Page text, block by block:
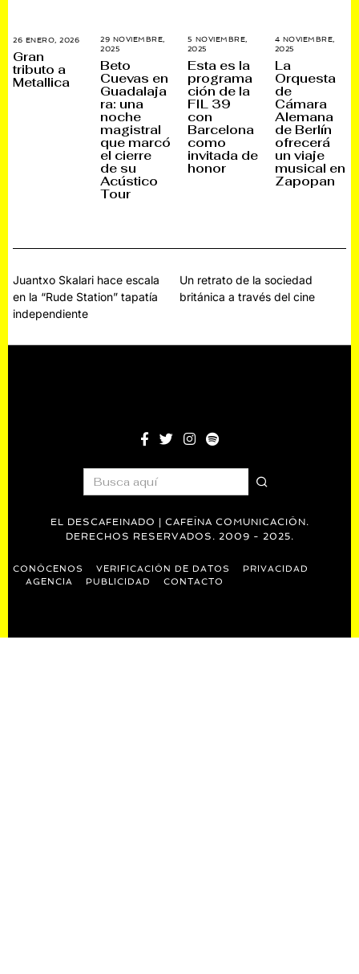
26 ENERO, 2026
Gran
tributo a
Metallica
29 NOVIEMBRE,
2025
N
O
I
E
M
R
E
,
0
2
5
Beto
Cuevas en
Guadalaja
ra: una
noche
magistral
que marcó
el cierre
de su
Acústico
Tour
5 NOVIEMBRE,
2025
N
O
V
I
E
M
R
E
,
0
Esta es la
programa
ción de la
FIL 39
con
Barcelona
como
invitada de
honor
4 NOVIEMBRE,
2025
O
V
E
M
B
R
E
,
0
2
La
Orquesta
de
Cámara
Alemana
de Berlín
ofrecerá
un viaje
musical en
Zapopan
Navegación
de
Juantxo Skalari hace escala
en la “Rude Station” tapatía
Un retrato de la sociedad
británica a través del cine
independiente
EL DESCAFEINADO | CAFEÍNA COMUNICACIÓN.
DERECHOS RESERVADOS. 2009 - 2025.
CONÓCENOS VERIFICACIÓN DE DATOS
PRIVACIDAD
AGENCIA
PUBLICIDAD CONTACTO